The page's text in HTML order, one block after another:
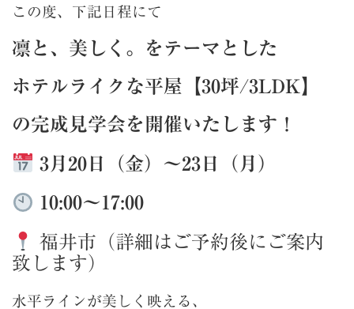
この度、下記日程にて
凛と、美しく。をテーマとした
ホテルライクな平屋【30坪/3LDK】
の完成見学会を開催いたします！
3月20日（金）〜23日（月）
10:00〜17:00
福井市（詳細はご予約後にご案内
致します）
水平ラインが美しく映える、